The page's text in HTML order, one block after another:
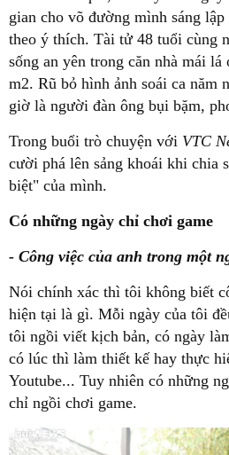
gian cho võ đường mình sáng
theo ý thích. Tài tử 48 tuổi cùng
sống an yên trong căn nhà mái
m2. Rũ bỏ hình ảnh soái ca năm
giờ là người đàn ông bụi bặm,
Trong buổi trò chuyện với VTC
cười phá lên sảng khoái khi chia
biệt" của mình.
Có những ngày chỉ chơi game
- Công việc của anh trong một
Nói chính xác thì tôi không biết
hiện tại là gì. Mỗi ngày của tôi
tôi ngồi viết kịch bản, có ngày
có lúc thì làm thiết kế hay thực
Youtube... Tuy nhiên có những
chỉ ngồi chơi game.